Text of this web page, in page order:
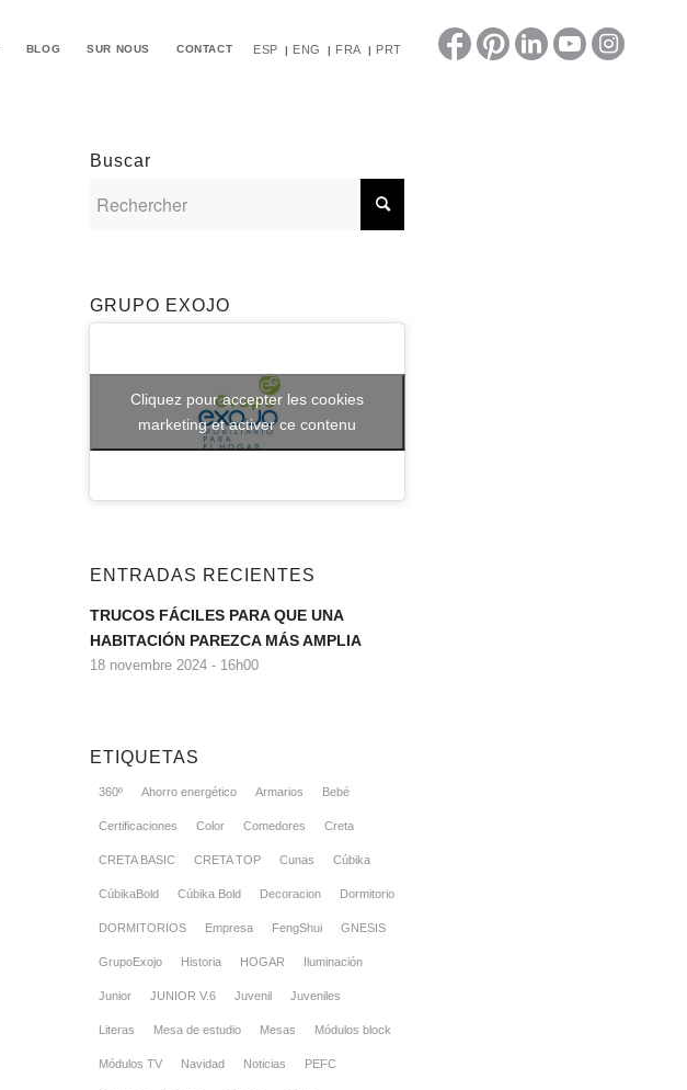
BLOG SUR NOUS CONTACT ESP ENG FRA PRT
Buscar
GRUPO EXOJO
Cliquez pour accepter les cookies
marketing et activer ce contenu
ENTRADAS RECIENTES
TRUCOS FÁCILES PARA QUE UNA
HABITACIÓN PAREZCA MÁS AMPLIA
18 novembre 2024 - 16h00
ETIQUETAS
360º Ahorro energético Armarios Bebé
Certificaciones Color Comedores Creta
CRETA BASIC CRETA TOP Cunas Cúbika
CúbikaBold Cúbika Bold Decoracion Dormitorio
DORMITORIOS Empresa FengShui GNESIS
GrupoExojo Historia HOGAR Iluminación
Junior JUNIOR V.6 Juvenil Juveniles
Literas Mesa de estudio Mesas Módulos block
Módulos TV Navidad Noticias PEFC